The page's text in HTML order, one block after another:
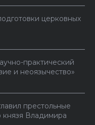
церковных
практический
и неоязычество»
престольные
князя Владимира